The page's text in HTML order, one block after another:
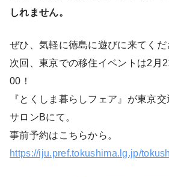
しれません。
ぜひ、気軽に徳島に遊びに来てくだ
次回、東京での移住イベントは2月
00！
『とくしま暮らしフェア』が東京
サロンBにて。
事前予約はこちらから。
https://iju.pref.tokushima.lg.jp/